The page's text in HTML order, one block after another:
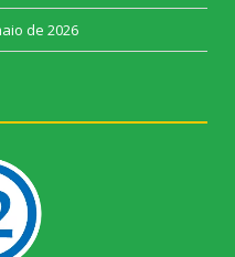
de 2026